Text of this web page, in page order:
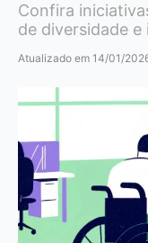
Confira
de diversidade e
Atualizado em 14/01/